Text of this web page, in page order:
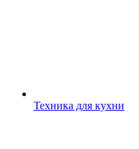
Техника для кухни